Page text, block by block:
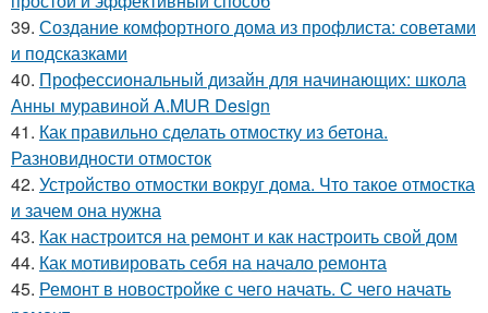
39. Создание комфортного дома из профлиста: советами
и подсказками
40. Профессиональный дизайн для начинающих: школа
Анны муравиной A.MUR Design
41. Как правильно сделать отмостку из бетона.
Разновидности отмосток
42. Устройство отмостки вокруг дома. Что такое отмостка
и зачем она нужна
43. Как настроится на ремонт и как настроить свой дом
44. Как мотивировать себя на начало ремонта
45. Ремонт в новостройке с чего начать. С чего начать